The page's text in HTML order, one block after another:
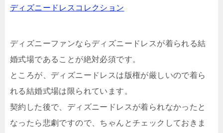
ディズニードレスコレクション
ディズニーファンならディズニードレスが着られる結
婚式場であることが絶対必須です。
ところが、ディズニードレスは版権が厳しいので着ら
れる結婚式場は限られています。
契約した後で、ディズニードレスが着られなかったと
なったら悲劇ですので、ちゃんとチェックしておきま